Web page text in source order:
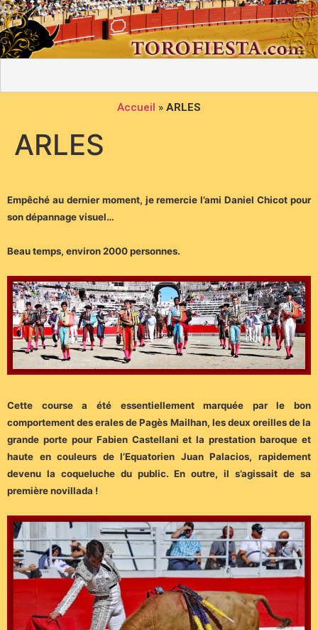
Accueil » ARLES
ARLES
Empêché au dernier moment, je remercie l’ami Daniel Chicot pour
son dépannage visuel…
Beau temps, environ 2000 personnes.
Cette course a été essentiellement marquée par le bon
comportement des erales de Pagès Mailhan, les deux oreilles de la
grande porte pour Fabien Castellani et la prestation baroque et
haute en couleurs de l’Equatorien Juan Palacios, rapidement
devenu la coqueluche du public. En outre, il s’agissait de sa
première novillada !